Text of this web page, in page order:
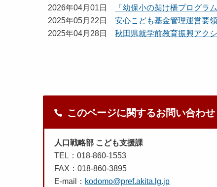
2026年04月01日
「幼保小の架け橋プログラ
2025年05月22日
安心こども基金管理運営要
2025年04月28日
秋田県就学前教育振興アク
このページに関するお問い合わせ
人口戦略部 こども支援課
TEL：018-860-1553
FAX：018-860-3895
E-mail： kodomo@pref.akita.lg.jp